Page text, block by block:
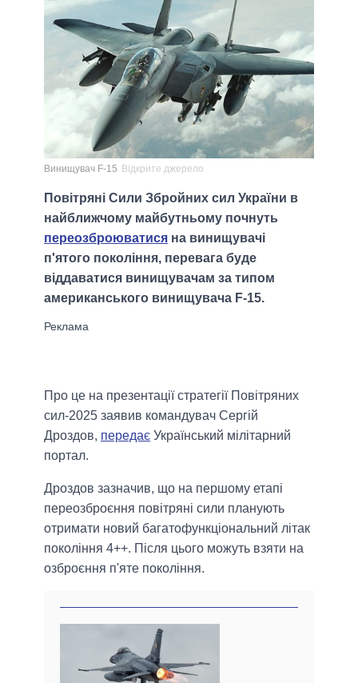
Винищувач F-15 Відкрите джерело
Повітряні Сили Збройних сил України в
найближчому майбутньому почнуть
переозброюватися на винищувачі
п'ятого покоління, перевага буде
віддаватися винищувачам за типом
американського винищувача F-15.
Про це на презентації стратегії Повітряних
сил-2025 заявив командувач Сергій
Дроздов, передає Український мілітарний
портал.
Дроздов зазначив, що на першому етапі
переозброєння повітряні сили планують
отримати новий багатофункціональний літак
покоління 4++. Після цього можуть взяти на
озброєння п'яте покоління.